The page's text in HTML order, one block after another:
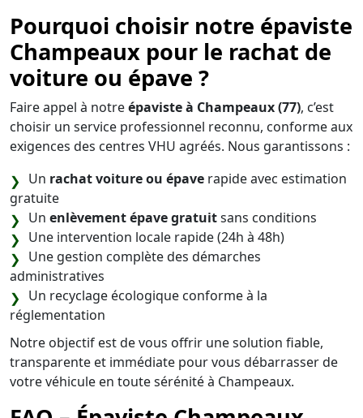
Pourquoi choisir notre épaviste
Champeaux pour le rachat de
voiture ou épave ?
Faire appel à notreépaviste à Champeaux (77), c’est
choisir un service professionnel reconnu, conforme aux
exigences des centres VHU agréés. Nous garantissons :
Un rachat voiture ou épave rapide avec estimation
gratuite
Un enlèvement épave gratuitsans conditions
Une intervention locale rapide (24h à 48h)
Une gestion complète des démarches
administratives
Un recyclage écologique conforme à la
réglementation
Notre objectif est de vous offrir une solution fiable,
transparente et immédiate pour vous débarrasser de
votre véhicule en toute sérénité à Champeaux.